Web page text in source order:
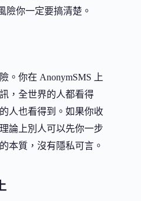
險你一定要搞清楚。
。你在 AnonymSMS 上
，全世界的人都看得
人也看得到。如果你收
論上別人可以先你一步
本質，沒有隱私可言。